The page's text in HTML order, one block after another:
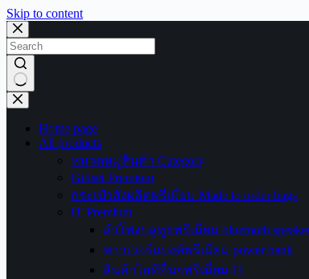
Skip to content
No
results
Home page
All products
หมวดหมู่สินค้า Category
Giftset Premium
กระเป๋าสั่งผลิตพรีเมี่ยม Made to order bags
IT Premium
ลำโพงบลูทูธพรีเมี่ยม bluetooth
พาวเวอร์แบงค์พรีเมี่ยม power bank
สินค้าไอทีอื่นๆพรีเมี่ยม IT